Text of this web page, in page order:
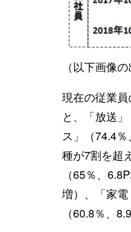
（以下画像
現在の従業
と、「放送
ス」（74.4
種が7割を超
（65％、
増）、「家
（60.8％、